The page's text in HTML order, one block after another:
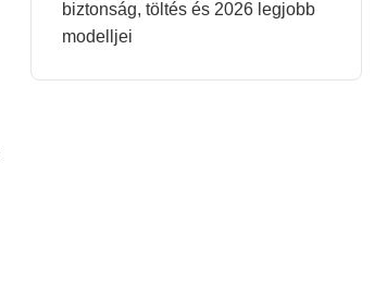
biztonság, töltés és 2026 legjobb
modelljei